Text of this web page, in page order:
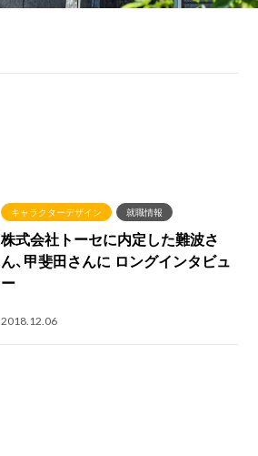
キャラクターデザイン 就職情報
株式会社トーセに内定した難波さ
ん、甲斐田さんに ロングインタビュ
ー
2018.12.06